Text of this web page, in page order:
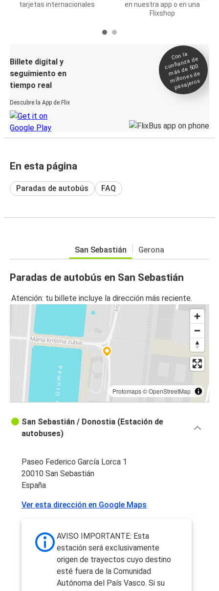
tarjetas internacionales
en nuestra app o en una
Flixshop
Billete digital y
seguimiento en
tiempo real
Descubre la App de Flix
Con la
confianza de
más de 500
millones de
pasajeros
En esta página
Paradas de autobús FAQ
San Sebastián Gerona
Paradas de autobús en San Sebastián
Atención: tu billete incluye la dirección más reciente.
Protomaps©OpenStreetMap
San Sebastián / Donostia (Estación de
autobuses)
Paseo Federico García Lorca 1
20010 San Sebastián
España
Ver esta dirección en Google Maps
AVISO IMPORTANTE: Esta
estación será exclusivamente
origen de trayectos cuyo destino
esté fuera de la Comunidad
Autónoma del País Vasco. Si su